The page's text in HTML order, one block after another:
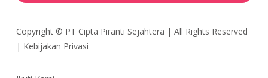
Copyright © PT Cipta Piranti Sejahtera | All Rights Reserved
| Kebijakan Privasi